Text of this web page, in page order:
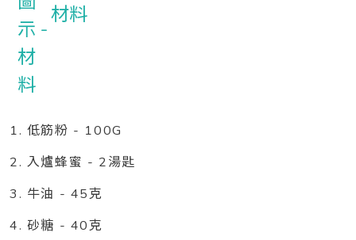
材料
1. 低筋粉 - 100G
2. 入爐蜂蜜 - 2湯匙
3. 牛油 - 45克
4. 砂糖 - 40克